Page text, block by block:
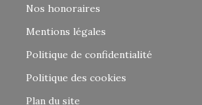
Nos honoraires
Mentions légales
Politique de confidentialité
Politique des cookies
Plan du site